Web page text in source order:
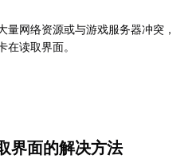
量网络资源或与游戏服务器冲突，
读取界面。
界面的解决方法